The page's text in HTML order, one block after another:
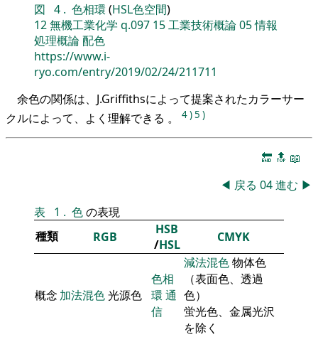
図 4 . 色相環 (HSL色空間)
12無機工業化学 q.097 15工業技術概論05情報
処理概論配色
https://www.i-
ryo.com/entry/2019/02/24/211711
余色の関係は、J.Griffithsによって提案されたカラーサー
クルによって、よく理解できる 。
4)5 )
🔚 🔝 📖
◀ 戻る 04進む ▶
表
1 . 色の表現
種類
RGB
HSB
/HSL CMYK
概念 加法混色光源色
色相
環 通
信
減法混色物体色
（表面色、透過
色）
蛍光色、金属光沢
を除く